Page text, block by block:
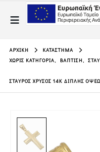
ΑΡΧΙΚΉ
ΚΑΤΆΣΤΗΜΑ
ΧΩΡΊΣ ΚΑΤΗΓΟΡΊΑ, ΒΆΠΤΙΣΗ,
ΣΤΑΥΡΌΣ ΧΡΥΣΌΣ 14Κ ΔΙΠΛΉΣ